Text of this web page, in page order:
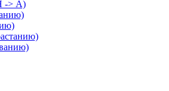
-> А)